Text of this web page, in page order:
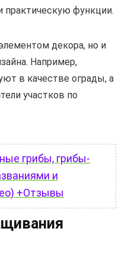
практическую функции.
декора, но и
Например,
в качестве ограды, а
участков по
грибы, грибы-
и
+Отзывы